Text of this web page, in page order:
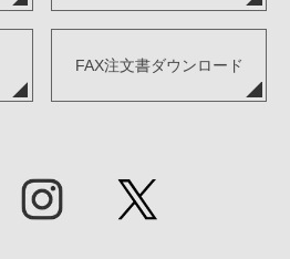
FAX注文書ダウンロード